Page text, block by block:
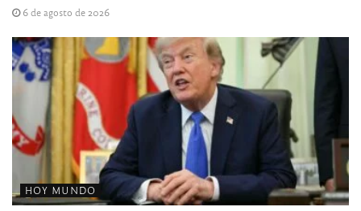
6 de agosto de 2026
HOY MUNDO